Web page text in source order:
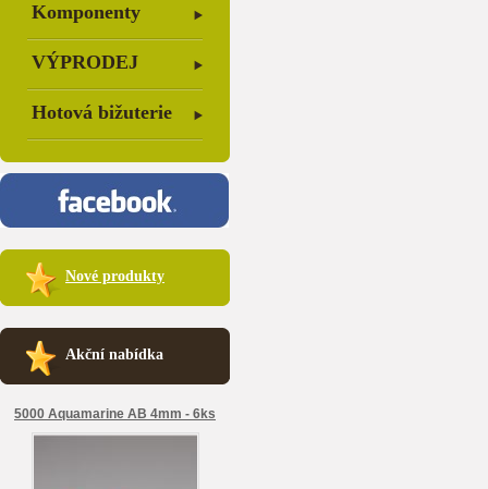
Komponenty
VÝPRODEJ
Hotová bižuterie
Nové produkty
Akční nabídka
5000 Aquamarine AB 4mm - 6ks